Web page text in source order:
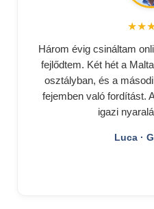
Három évig csináltam
fejlődtem. Két hét a
osztályban, és a
fejemben való fordítást.
igazi
Luca ·